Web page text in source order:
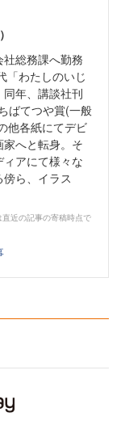
総務課へ勤務
「わたしのいじ
年、講談社刊
ばてつや賞(一般
他各紙にてデビ
家へと転身。そ
アにて様々な
ら、イラス
近の記事の寄稿時点で